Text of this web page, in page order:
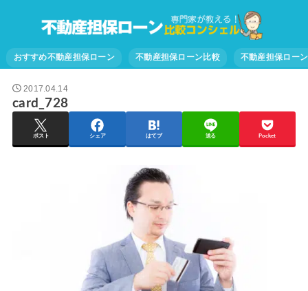
おすすめ不動産担保ローン 不動産担保ローン比較 不動産担保ロー
2017.04.14
card_728
ポスト シェア はてブ 送る Pocket